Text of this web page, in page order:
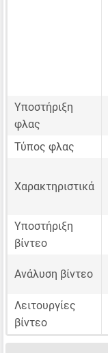
Υποστήριξη
φλας
Τύπος φλας
Χαρακτηριστικά
Υποστήριξη
βίντεο
Ανάλυση βίντεο
Λειτουργίες
βίντεο